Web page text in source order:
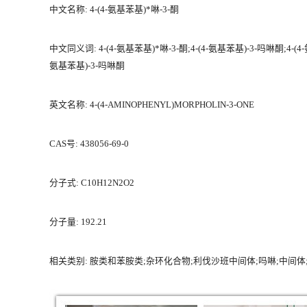
中文名称: 4-(4-氨基苯基)*啉-3-酮
中文同义词: 4-(4-氨基苯基)*啉-3-酮;4-(4-氨基苯基)-3-吗啉酮;4-
氨基苯基)-3-吗啉酮
英文名称: 4-(4-AMINOPHENYL)MORPHOLIN-3-ONE
CAS号: 438056-69-0
分子式: C10H12N2O2
分子量: 192.21
相关类别: 胺类和苯胺类;杂环化合物;利伐沙班中间体;吗啉;中间